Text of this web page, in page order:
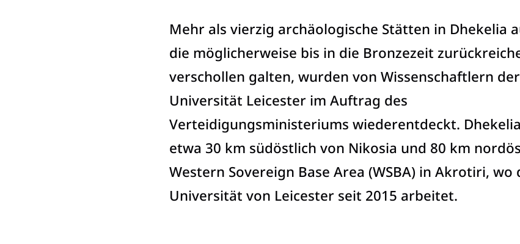
Mehr als vierzig archäologische Stätten in Dhekelia
die möglicherweise bis in die Bronzezeit
verschollen galten, wurden von Wissenschaftlern der
Universität Leicester im Auftrag des
Verteidigungsministeriums wiederentdeckt.
etwa 30 km südöstlich von Nikosia und 80 km
Western Sovereign Base Area (WSBA) in Akrotiri, wo
Universität von Leicester seit 2015 arbeitet.